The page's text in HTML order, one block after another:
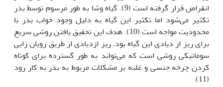
انقراض قرار گرفته است (9). گیاه وشا به طور مرسوم توسط بذر
تکثیر می‌شود اما تکثیر این گیاه به دلیل وجود خواب بذر با
محدودیت مواجه است (10). هدف این تحقیق یافتن روشی سریع
برای ریز از دیادی این گیاه بود. ریز ازدیادی از طریق رویان زایی
سوماتیکی روشی است که می‌تواند به ‌طور گسترده برای کوتاه
کردن چرخه جنسی و غلبه بر مشکلات مربوط به بذر به کار رود
(11).